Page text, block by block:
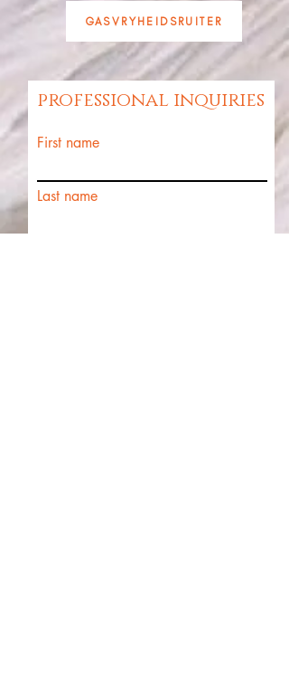
GASVRYHEIDSRUITER
professional inquiries
First name
Last name